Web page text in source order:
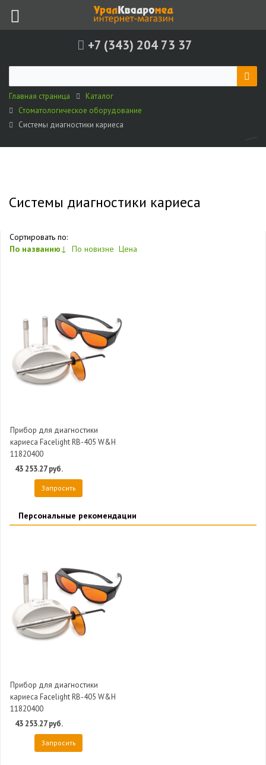
+7 (343) 204 73 37
Главная страница
Каталог
Стоматологическое оборудование
Системы диагностики кариеса
Системы диагностики кариеса
Сортировать по:
По названию↓ По новизне Цена
Прибор для диагностики
кариеса Facelight RB-405 W&H
11820400
43 253.27 руб.
Запросить
Персональные рекомендации
Прибор для диагностики
кариеса Facelight RB-405 W&H
11820400
43 253.27 руб.
Запросить